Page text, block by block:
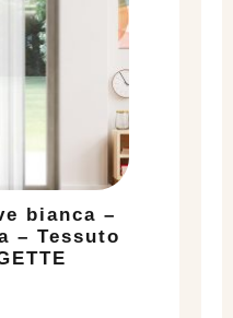
bianca –
– Tessuto